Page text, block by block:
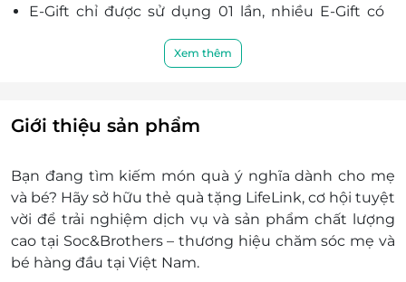
E-Gift chỉ được sử dụng 01 lần, nhiều E-Gift có
E-Gift không đổi được ra tiền mặt một phần
Nếu giá tiền đơn đặt hàng của khách hàng vượt
quá giá trị của E-Gift thì khách hàng phải thanh
Khách hàng có trách nhiệm bảo mật thông tin
mã thẻ quà tặng sau khi đặt mua. LifeLink sẽ
không chịu trách nhiệm hoàn trả các mã thẻ bị
mất hoặc ở trạng thái "Đã sử dụng" với bất kỳ lý
do gì.
Xem thêm
Giới thiệu sản phẩm
Bạn đang tìm kiếm món quà ý nghĩa dành cho mẹ
và bé? Hãy sở hữuthẻ quà tặng LifeLink, cơ hội tuyệt
vời để trải nghiệm dịch vụ và sản phẩm chất lượng
cao tại Soc&Brothers – thương hiệu chăm sóc mẹ và
bé hàng đầu tại Việt Nam.